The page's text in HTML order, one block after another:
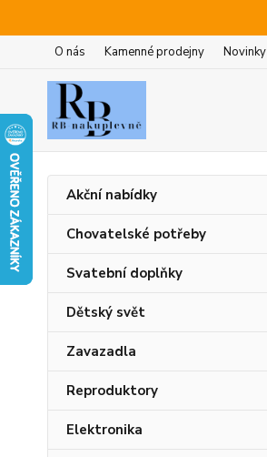
O nás Kamenné prodejny Novinky
Akční nabídky
Chovatelské potřeby
Svatební doplňky
Dětský svět
Zavazadla
Reproduktory
Elektronika